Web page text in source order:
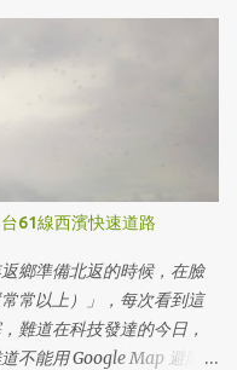
不管你是剛來東京，還是
灣駕照，透過這些步驟，
車上路，享受更多便利。
加順利！ 住在其他地方的
得： 名古屋｜[在日生活]
30萬円的打怪任務 大阪・
，日本運転免許Get筆記整
駕照日文譯本不行嗎？ 當
照日文譯本就可以。但是
， 依據日本的法律 ，是必
61線西濱快速道路
鄉準備北返的時候，在臉
常以上）」，每次看到這
難道在科技發達的今日，
不能用 Google Map 避開高